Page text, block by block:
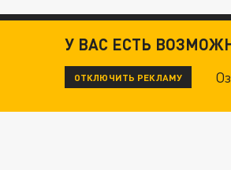
У ВАС ЕСТЬ
ОТКЛЮЧИТЬ РЕКЛАМУ